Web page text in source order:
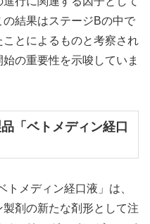
結果はステージBの中で
とによるものと考察され
の重要性を示唆していま
「ベトメディン経口
メディン経口液」は、
剤の新たな剤形として注